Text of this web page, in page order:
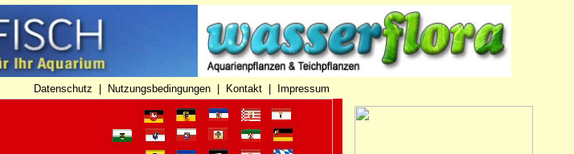
Datenschutz Nutzungsbedingungen Kontakt Impressum